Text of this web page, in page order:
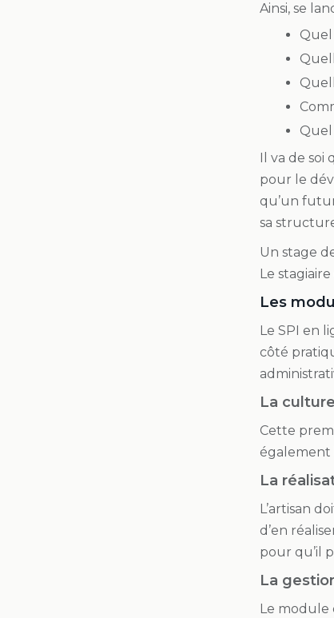
Ainsi, se
Quel
Quel
Il va de soi
pour le
qu’un
sa
Un stage
Le
Les
Le SPI en
côté
La
Cette
également
La
L’artisan
d’en
pour qu’il
La
Le module